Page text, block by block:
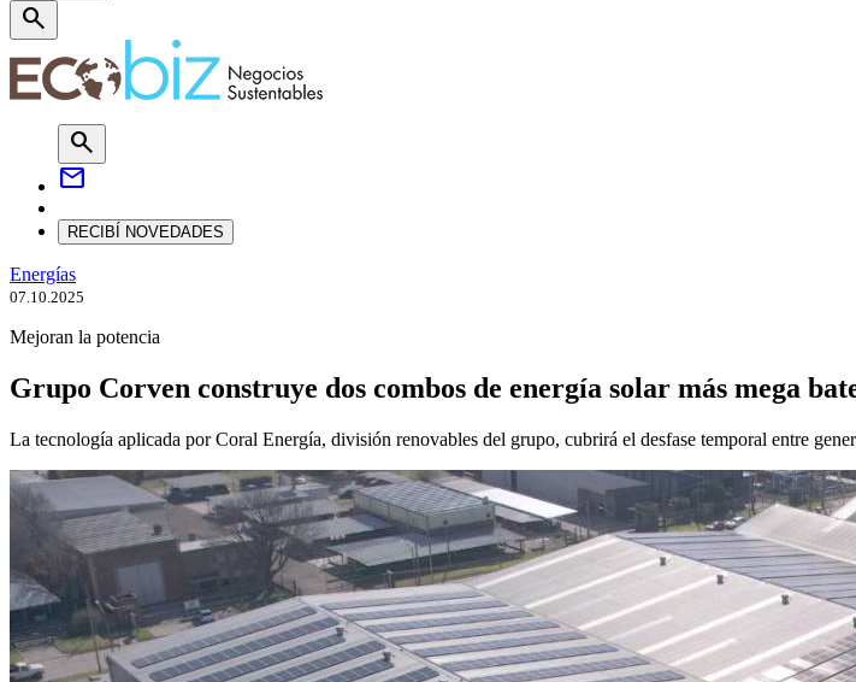
search
search
mail
RECIBÍ NOVEDADES
Energías
07.10.2025
Mejoran la potencia
Grupo Corven construye dos combos de energía solar más mega
La tecnología aplicada por Coral Energía, división renovables del grupo, cubrirá el desfase temporal entre